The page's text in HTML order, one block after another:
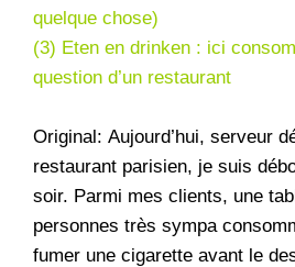
quelque chose)
(3) Eten en drinken : ici
question d’un restaurant
Original: Aujourd’hui, serveur
restaurant parisien, je suis
soir. Parmi mes clients, une
personnes très sympa
fumer une cigarette avant le